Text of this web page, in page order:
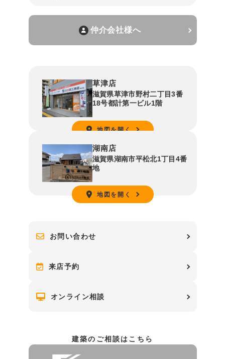
仲介会社様へ
草津店
滋賀県草津市野村二丁目3番
18号都計第一ビル1階
地図を開く
湖南店
滋賀県湖南市平松北1丁目4番
地
地図を開く
お問い合わせ
来店予約
オンライン相談
建築のご相談はこちら